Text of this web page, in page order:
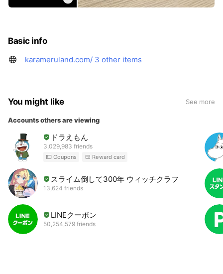
Basic info
karameruland.com/ 3 other items
You might like See more
Accounts others are viewing
ドラえもん
3,029,983 friends
Coupons Reward card
スライム倒して300年 ウィッチクラフト
13,624 friends
LINEクーポン
50,254,579 friends